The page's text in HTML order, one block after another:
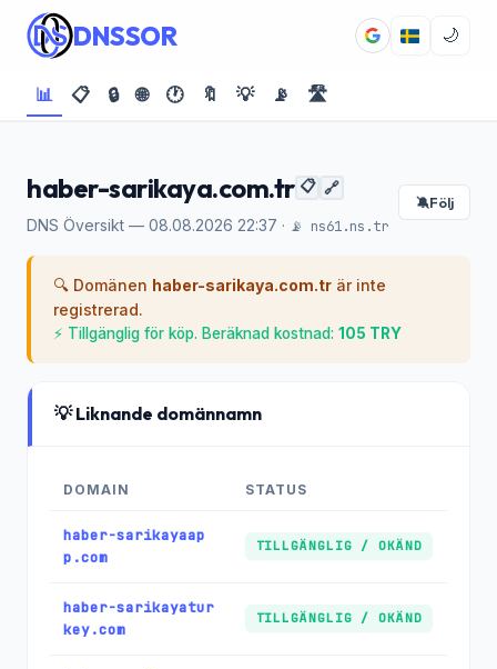
DNSSOR 🌙
📊 📋 🔒 🌐 🕐 🔖 💡 📡 🛣️
haber-sarikaya.com.tr 📋 🔗
DNS Översikt — 08.08.2026 22:37 · 📡 ns61.ns.tr
🔕Följ
🔍 Domänen haber-sarikaya.com.tr är inte
registrerad.
⚡ Tillgänglig för köp. Beräknad kostnad: 105 TRY
💡 Liknande domännamn
DOMAIN STATUS
haber-sarikayaap
p.com
TILLGÄNGLIG / OKÄND
haber-sarikayatur
key.com
TILLGÄNGLIG / OKÄND